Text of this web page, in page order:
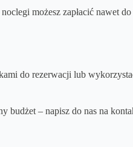
możesz zapłacić nawet
do rezerwacji lub
budżet – napisz do nas na